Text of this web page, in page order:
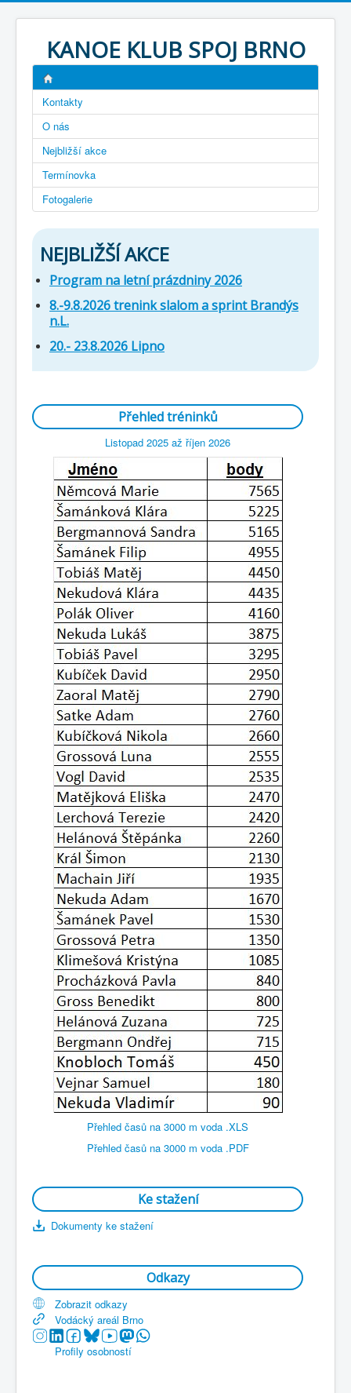
KANOE KLUB SPOJ BRNO
Kontakty
O nás
Nejbližší akce
Termínovka
Fotogalerie
NEJBLIŽŠÍ AKCE
Program na letní prázdniny 2026
8.-9.8.2026 trenink slalom a sprint Brandýs
n.L.
20.- 23.8.2026 Lipno
Přehled tréninků
Listopad 2025 až říjen 2026
Přehled časů na 3000 m voda .XLS
Přehled časů na 3000 m voda .PDF
Ke stažení
Dokumenty ke stažení
Odkazy
Zobrazit odkazy
Vodácký areál Brno
Profily osobností